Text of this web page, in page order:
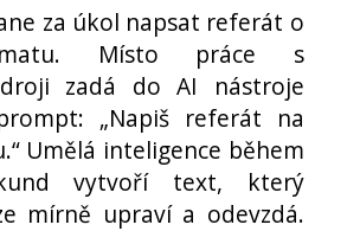
za úkol napsat referát o
Místo práce s
zadá do AI nástroje
„Napiš referát na
Umělá inteligence během
vytvoří text, který
mírně upraví a odevzdá.